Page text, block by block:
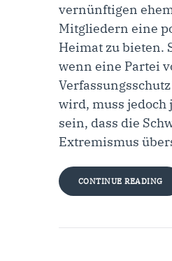
vernünftigen
Mitgliedern eine
Heimat zu bieten.
wenn eine Partei
wird, muss jedoch
sein, dass die
Extremismus
CONTINUE READING